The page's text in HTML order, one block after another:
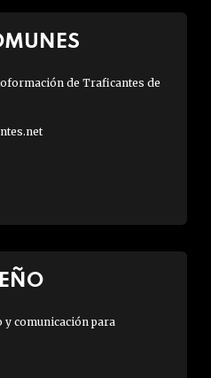
de Traficantes de
comunicación para